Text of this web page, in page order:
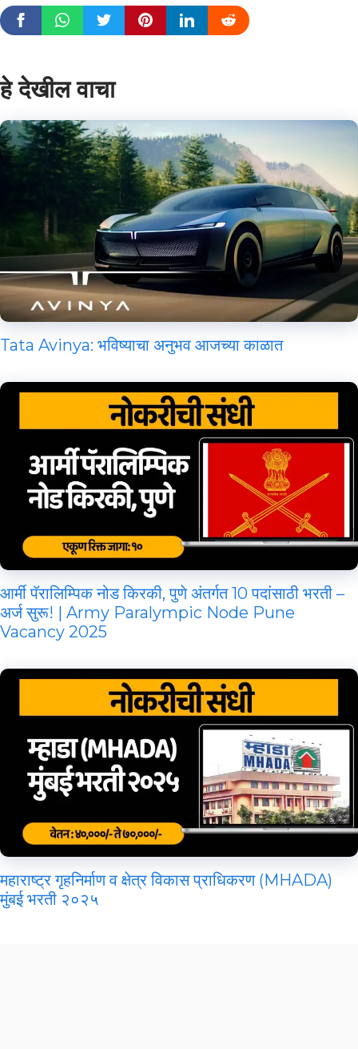
हे देखील वाचा
Tata Avinya: भविष्याचा अनुभव आजच्या काळात
आर्मी पॅरालिम्पिक नोड किरकी, पुणे अंतर्गत 10 पदांसाठी भरती –
अर्ज सुरू! | Army Paralympic Node Pune
Vacancy 2025
महाराष्ट्र गृहनिर्माण व क्षेत्र विकास प्राधिकरण (MHADA)
मुंबई भरती २०२५